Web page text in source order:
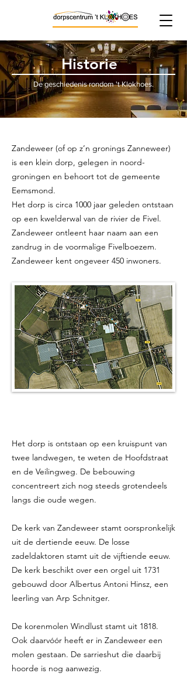
Historie
De geschiedenis rondom 't Klokhoes.
Zandeweer (of op z’n gronings Zanneweer)
is een klein dorp, gelegen in noord-
groningen en behoort tot de gemeente
Eemsmond.
Het dorp is circa 1000 jaar geleden ontstaan
op een kwelderwal van de rivier de Fivel.
Zandeweer ontleent haar naam aan een
zandrug in de voormalige Fivelboezem.
Zandeweer kent ongeveer 450 inwoners.
Het dorp is ontstaan op een kruispunt van
twee landwegen, te weten de Hoofdstraat
en de Veilingweg. De bebouwing
concentreert zich nog steeds grotendeels
langs die oude wegen.
De kerk van Zandeweer stamt oorspronkelijk
uit de dertiende eeuw. De losse
zadeldaktoren stamt uit de vijftiende eeuw.
De kerk beschikt over een orgel uit 1731
gebouwd door Albertus Antoni Hinsz, een
leerling van Arp Schnitger.
De korenmolen Windlust stamt uit 1818.
Ook daarvóór heeft er in Zandeweer een
molen gestaan. De sarrieshut die daarbij
hoorde is nog aanwezig.